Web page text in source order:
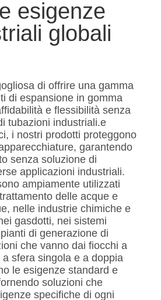
esigenze
globali
di offrire una gamma
di espansione in gomma
e flessibilità senza
tubazioni industriali.e
i nostri prodotti proteggono
garantendo
senza soluzione di
applicazioni industriali.
ampiamente utilizzati
delle acque e
nelle industrie chimiche e
gasdotti, nei sistemi
di generazione di
che vanno dai fiocchi a
sfera singola e a doppia
le esigenze standard e
soluzioni che
specifiche di ogni